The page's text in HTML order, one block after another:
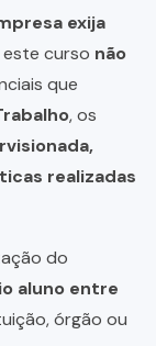
exija
este curso não
que
, os
realizadas
do
aluno entre
órgão ou